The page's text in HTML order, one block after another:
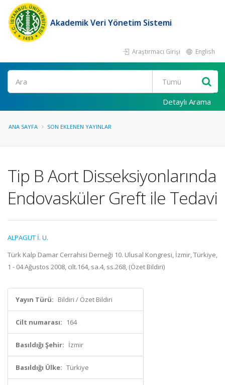
Akademik Veri Yönetim Sistemi
Araştırmacı Girişi English
Ara
Detaylı Arama
ANA SAYFA SON EKLENEN YAYINLAR
Tip B Aort Disseksiyonlarında
Endovasküler Greft ile Tedavi
ALPAGUT İ. U.
Türk Kalp Damar Cerrahisi Derneği 10. Ulusal Kongresi, İzmir, Türkiye,
1 - 04 Ağustos 2008, cilt.164, sa.4, ss.268, (Özet Bildiri)
Yayın Türü: Bildiri / Özet Bildiri
Cilt numarası: 164
Basıldığı Şehir: İzmir
Basıldığı Ülke: Türkiye